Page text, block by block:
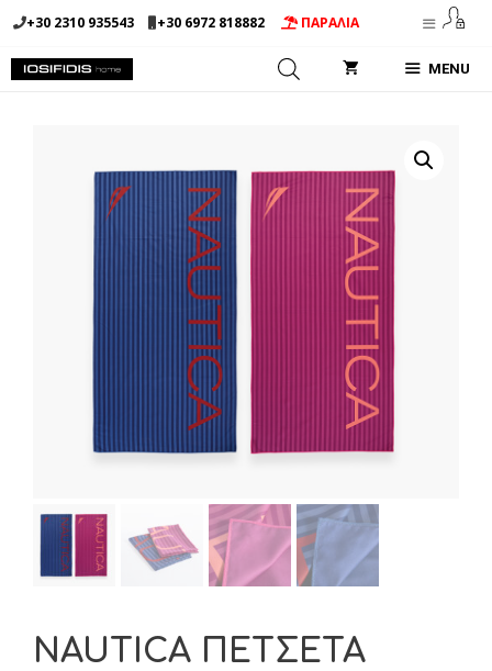
Μετάβαση
σε
περιεχόμενο
+30 2310 935543 +30 6972 818882 ΠΑΡΑΛΙΑ
MENU
NAUTICA ΠΕΤΣΕΤΑ